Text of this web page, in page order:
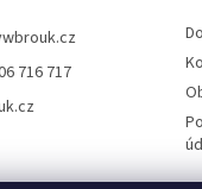
716 717